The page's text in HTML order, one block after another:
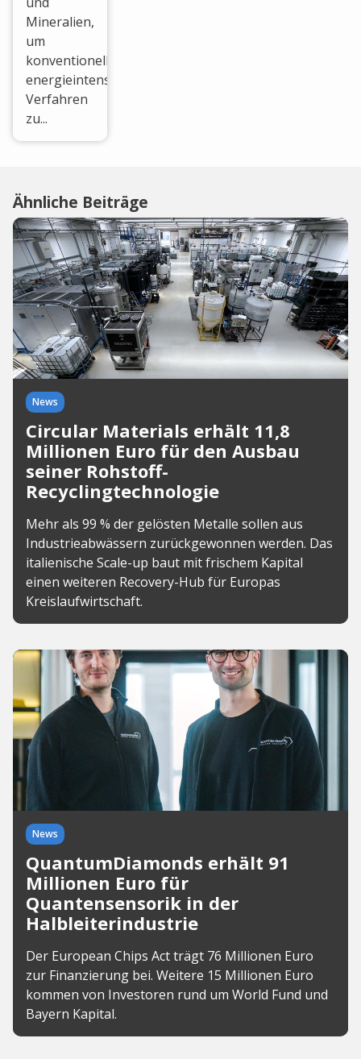
Mineralien,
um
konventionelle,
energieintensive
Verfahren
zu...
Ähnliche Beiträge
News
Circular Materials erhält 11,8
Millionen Euro für den Ausbau
seiner Rohstoff-
Recyclingtechnologie
Mehr als 99 % der gelösten Metalle sollen aus
Industrieabwässern zurückgewonnen werden. Das
italienische Scale-up baut mit frischem Kapital
einen weiteren Recovery-Hub für Europas
Kreislaufwirtschaft.
News
QuantumDiamonds erhält 91
Millionen Euro für
Quantensensorik in der
Halbleiterindustrie
Der European Chips Act trägt 76 Millionen Euro
zur Finanzierung bei. Weitere 15 Millionen Euro
kommen von Investoren rund um World Fund und
Bayern Kapital.